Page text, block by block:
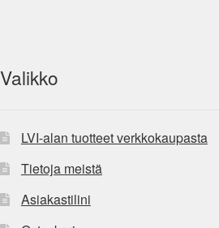
Valikko
LVI-alan tuotteet verkkokaupasta
Tietoja meistä
Asiakastilini